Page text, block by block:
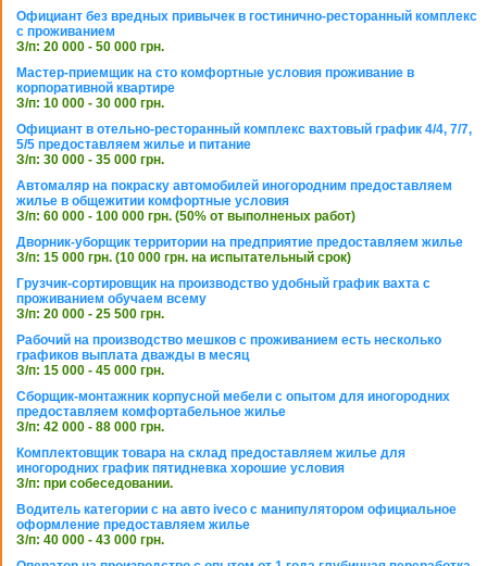
Официант без вредных привычек в гостинично-ресторанный комплекс
с проживанием
З/п: 20 000 - 50 000 грн.
Мастер-приемщик на сто комфортные условия проживание в
корпоративной квартире
З/п: 10 000 - 30 000 грн.
Официант в отельно-ресторанный комплекс вахтовый график 4/4, 7/7,
5/5 предоставляем жилье и питание
З/п: 30 000 - 35 000 грн.
Автомаляр на покраску автомобилей иногородним предоставляем
жилье в общежитии комфортные условия
З/п: 60 000 - 100 000 грн. (50% от выполненых работ)
Дворник-уборщик территории на предприятие предоставляем жилье
З/п: 15 000 грн. (10 000 грн. на испытательный срок)
Грузчик-сортировщик на производство удобный график вахта с
проживанием обучаем всему
З/п: 20 000 - 25 500 грн.
Рабочий на производство мешков с проживанием есть несколько
графиков выплата дважды в месяц
З/п: 15 000 - 45 000 грн.
Сборщик-монтажник корпусной мебели с опытом для иногородних
предоставляем комфортабельное жилье
З/п: 42 000 - 88 000 грн.
Комплектовщик товара на склад предоставляем жилье для
иногородних график пятидневка хорошие условия
З/п: при собеседовании.
Водитель категории с на авто iveco с манипулятором официальное
оформление предоставляем жилье
З/п: 40 000 - 43 000 грн.